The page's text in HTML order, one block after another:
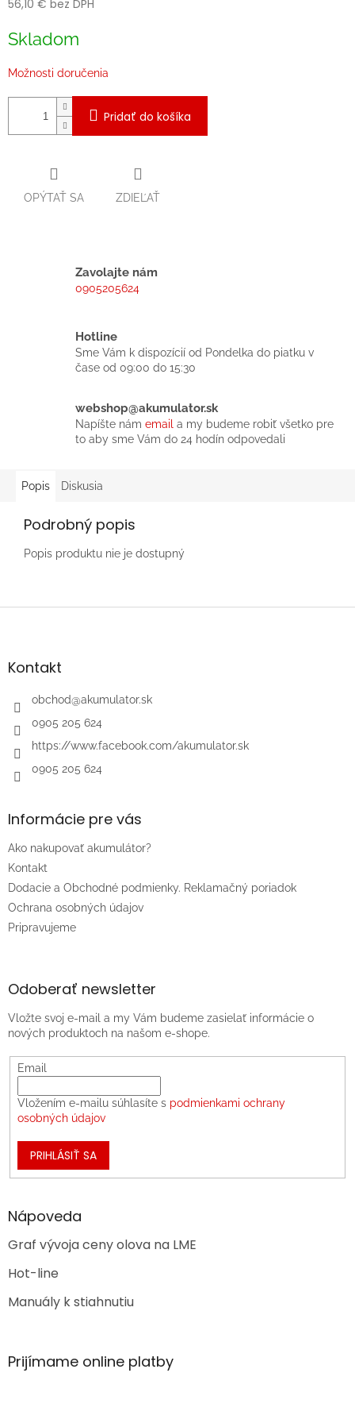
56,10 € bez DPH
cena:
Skladom
Možnosti doručenia
Pridať do košíka
OPÝTAŤ SA ZDIEĽAŤ
Zavolajte nám
0905205624
Hotline
Sme Vám k dispozícií od Pondelka do piatku v
čase od 09:00 do 15:30
webshop@akumulator.sk
Napíšte nám email a my budeme robiť všetko pre
to aby sme Vám do 24 hodín odpovedali
Popis Diskusia
Podrobný popis
Popis produktu nie je dostupný
Z
äKontakt
obchod@akumulator.sk
0905 205 624
https://www.facebook.com/akumulator.sk
0905 205 624
Informácie pre vás
Ako nakupovať akumulátor?
Kontakt
Dodacie a Obchodné podmienky. Reklamačný poriadok
Ochrana osobných údajov
Pripravujeme
Odoberať newsletter
Vložte svoj e-mail a my Vám budeme zasielať informácie o
nových produktoch na našom e-shope.
Email
Vložením e-mailu súhlasíte s podmienkami ochrany
osobných údajov
PRIHLÁSIŤ SA
Nápoveda
Graf vývoja ceny olova na LME
Hot-line
Manuály k stiahnutiu
Prijímame online platby